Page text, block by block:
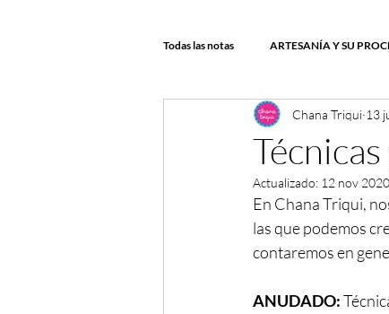
Todas las notas ARTESANÍA Y SU
Chana Triqui 13
Actualizado: 12 nov 2020
En Chana Triqui,
las que podemos
contaremos en
ANUDADO: